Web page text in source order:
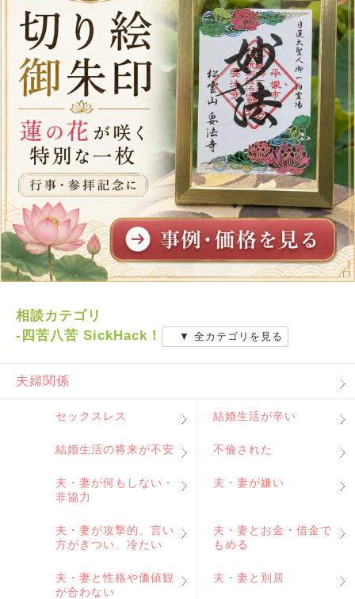
相談カテゴリ
-四苦八苦 SickHack！
▼ 全カテゴリを見る
夫婦関係
セックスレス 結婚生活が辛い
結婚生活の将来が不安 不倫された
夫・妻が何もしない・
非協力
夫・妻が嫌い
夫・妻が攻撃的、言い
方がきつい、冷たい
夫・妻とお金・借金で
もめる
夫・妻と性格や価値観
が合わない
夫・妻と別居